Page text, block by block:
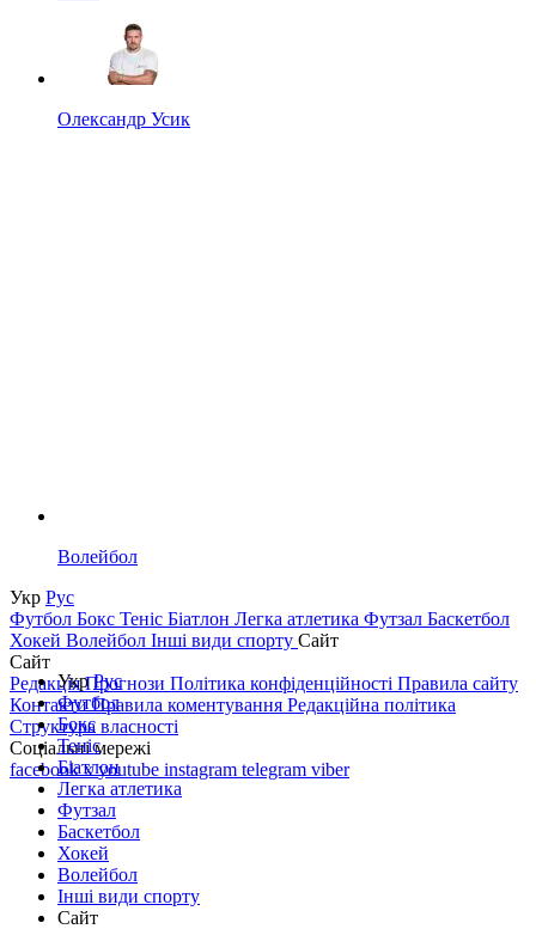
Олександр Усик
Волейбол
Укр Рус
Футбол Бокс Теніс Біатлон Легка атлетика Футзал Баскетбол
Хокей Волейбол Інші види спорту Сайт
Сайт
РедакціяПрогнози Політика конфіденційності Правила сайту
КонтактиПравила коментування Редакційна політика
Структура власності
Соціальні мережі
facebookxyoutube instagram telegram viber
УкрРус
Футбол
Бокс
Теніс
Біатлон
Легка атлетика
Футзал
Баскетбол
Хокей
Волейбол
Інші види спорту
Сайт